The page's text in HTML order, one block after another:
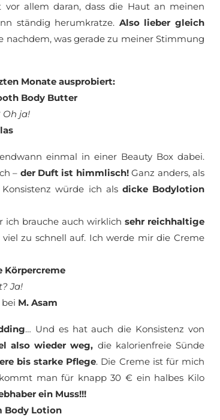
vor allem daran, dass die Haut an meinen
ständig herumkratze. Also lieber gleich
nachdem, was gerade zu meiner Stimmung
Monate ausprobiert:
Body Butter
ja!
einmal in einer Beauty Box dabei.
– der Duft ist himmlisch!Ganz anders, als
Konsistenz würde ich als dicke Bodylotion
ich brauche auch wirklich sehr reichhaltige
zu schnell auf. Ich werde mir die Creme
Körpercreme
Ja!
M. Asam
… Und es hat auch die Konsistenz von
also wieder weg, die kalorienfreie Sünde
bis starke Pflege. Die Creme ist für mich
man für knapp 30 € ein halbes Kilo
ein Muss!!!
Body Lotion